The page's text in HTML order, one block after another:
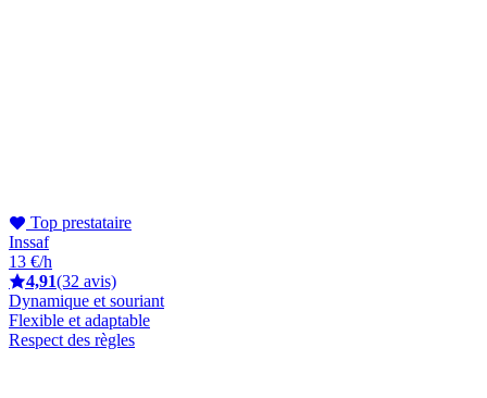
Top prestataire
Inssaf
13 €/h
4,91(32 avis)
Dynamique et souriant
Flexible et adaptable
Respect des règles